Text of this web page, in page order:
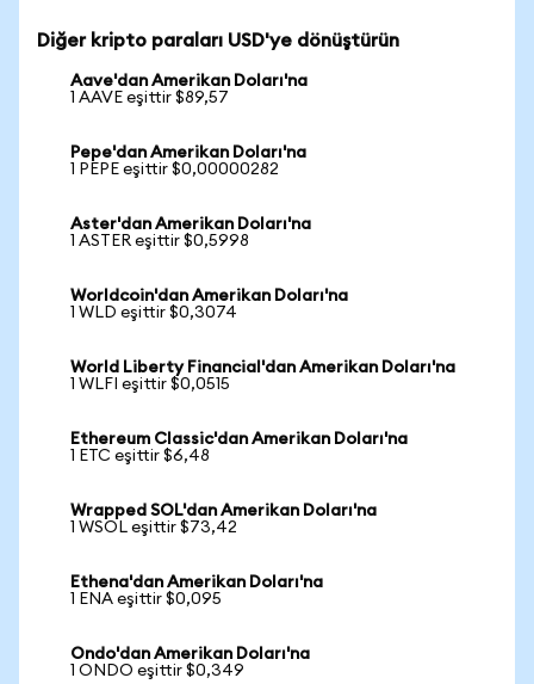
Diğer kripto paraları USD'ye dönüştürün
Aave'dan Amerikan Doları'na
1 AAVE eşittir $89,57
Pepe'dan Amerikan Doları'na
1 PEPE eşittir $0,00000282
Aster'dan Amerikan Doları'na
1 ASTER eşittir $0,5998
Worldcoin'dan Amerikan Doları'na
1 WLD eşittir $0,3074
World Liberty Financial'dan Amerikan Doları'na
1 WLFI eşittir $0,0515
Ethereum Classic'dan Amerikan Doları'na
1 ETC eşittir $6,48
Wrapped SOL'dan Amerikan Doları'na
1 WSOL eşittir $73,42
Ethena'dan Amerikan Doları'na
1 ENA eşittir $0,095
Ondo'dan Amerikan Doları'na
1 ONDO eşittir $0,349